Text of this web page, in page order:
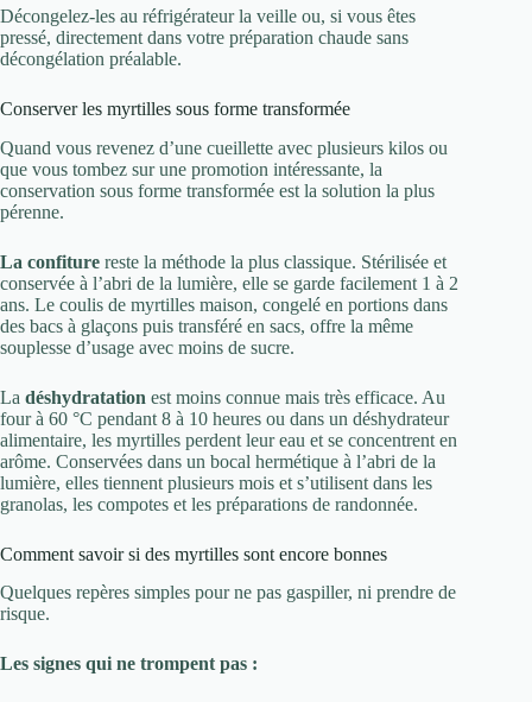
Décongelez-les au réfrigérateur la veille ou, si vous êtes
pressé, directement dans votre préparation chaude sans
décongélation préalable.
Conserver les myrtilles sous forme transformée
Quand vous revenez d’une cueillette avec plusieurs kilos ou
que vous tombez sur une promotion intéressante, la
conservation sous forme transformée est la solution la plus
pérenne.
La confiture reste la méthode la plus classique. Stérilisée et
conservée à l’abri de la lumière, elle se garde facilement 1 à 2
ans. Le coulis de myrtilles maison, congelé en portions dans
des bacs à glaçons puis transféré en sacs, offre la même
souplesse d’usage avec moins de sucre.
La déshydratation est moins connue mais très efficace. Au
four à 60 °C pendant 8 à 10 heures ou dans un déshydrateur
alimentaire, les myrtilles perdent leur eau et se concentrent en
arôme. Conservées dans un bocal hermétique à l’abri de la
lumière, elles tiennent plusieurs mois et s’utilisent dans les
granolas, les compotes et les préparations de randonnée.
Comment savoir si des myrtilles sont encore bonnes
Quelques repères simples pour ne pas gaspiller, ni prendre de
risque.
Les signes qui ne trompent pas :